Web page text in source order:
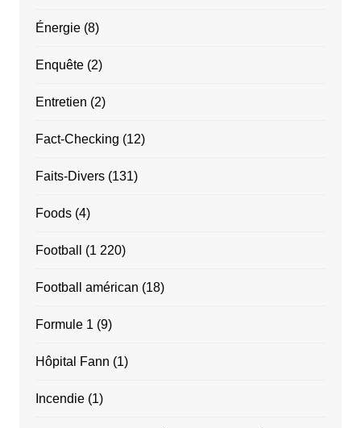
Énergie(8)
Enquête(2)
Entretien (2)
Fact-Checking (12)
Faits-Divers(131)
Foods(4)
Football (1 220)
Football américan (18)
Formule 1 (9)
Hôpital Fann (1)
Incendie(1)